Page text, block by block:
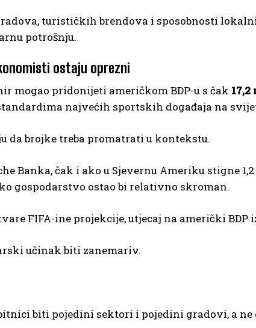
turističkih brendova i sposobnosti
potrošnju.
ostaju oprezni
mogao pridonijeti američkom BDP-u s čak
najvećih sportskih događaja na
da brojke treba promatrati u kontekstu.
Banka, čak i ako u Sjevernu Ameriku stigne
gospodarstvo ostao bi relativno skroman.
FIFA-ine projekcije, utjecaj na američki
učinak biti zanemariv.
biti pojedini sektori i pojedini gradovi, a ne